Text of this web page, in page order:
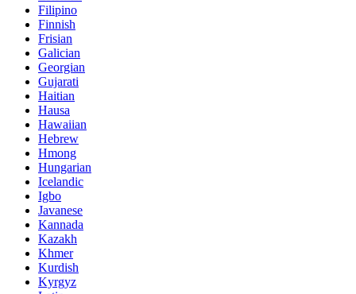
Filipino
Finnish
Frisian
Galician
Georgian
Gujarati
Haitian
Hausa
Hawaiian
Hebrew
Hmong
Hungarian
Icelandic
Igbo
Javanese
Kannada
Kazakh
Khmer
Kurdish
Kyrgyz